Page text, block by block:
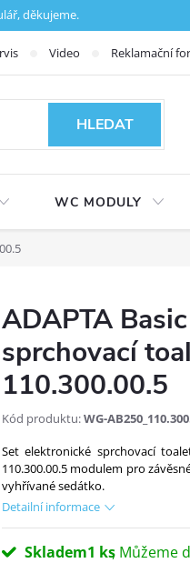
děkujeme.
Video Reklamační
HLEDAT
WC MODULY
ADAPTA
sprchovací
110.300.00.5
Kód produktu:WG-
Set elektronické sprchovací
110.300.00.5 modulem pro
vyhřívané sedátko.
Detailní informace
Skladem1 ks